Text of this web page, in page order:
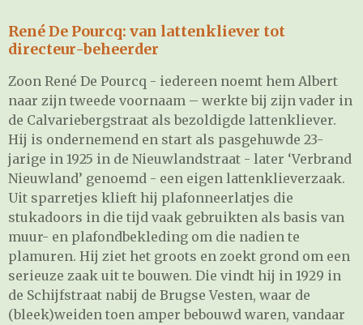
René De Pourcq: van lattenkliever tot
directeur-beheerder
Zoon René De Pourcq - iedereen noemt hem Albert
naar zijn tweede voornaam – werkte bij zijn vader in
de Calvariebergstraat als bezoldigde lattenkliever.
Hij is ondernemend en start als pasgehuwde 23-
jarige in 1925 in de Nieuwlandstraat - later ‘Verbrand
Nieuwland’ genoemd - een eigen lattenklieverzaak.
Uit sparretjes klieft hij plafonneerlatjes die
stukadoors in die tijd vaak gebruikten als basis van
muur- en plafondbekleding om die nadien te
plamuren. Hij ziet het groots en zoekt grond om een
serieuze zaak uit te bouwen. Die vindt hij in 1929 in
de Schijfstraat nabij de Brugse Vesten, waar de
(bleek)weiden toen amper bebouwd waren, vandaar